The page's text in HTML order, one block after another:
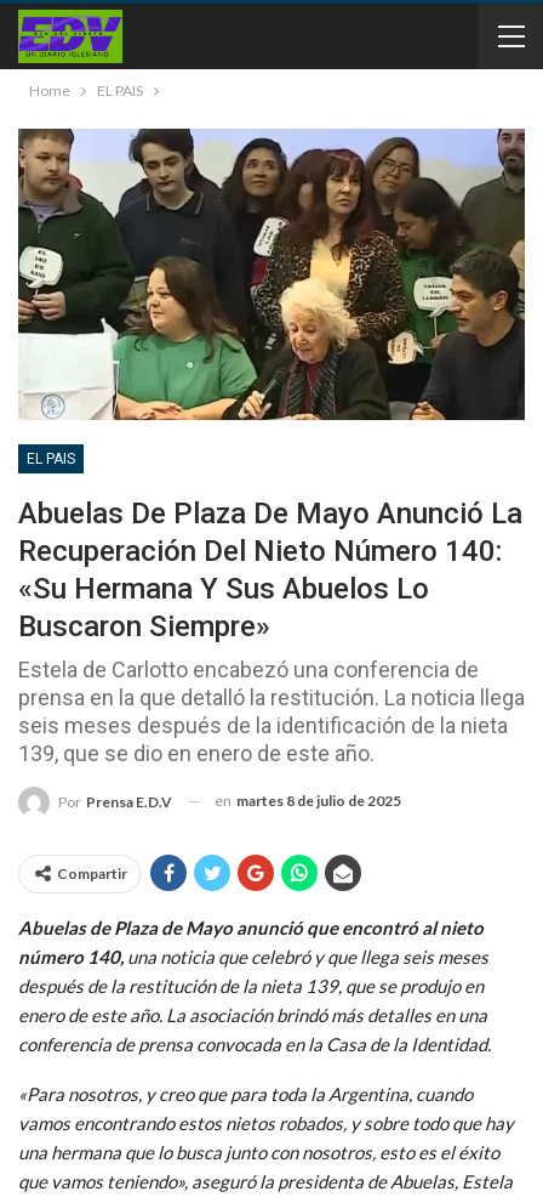
Home EL PAIS
EL PAIS
Abuelas De Plaza De Mayo Anunció La
Recuperación Del Nieto Número 140:
«Su Hermana Y Sus Abuelos Lo
Buscaron Siempre»
Estela de Carlotto encabezó una conferencia de
prensa en la que detalló la restitución. La noticia llega
seis meses después de la identificación de la nieta
139, que se dio en enero de este año.
Por Prensa E.D.V en martes 8 de julio de 2025
Compartir
Abuelas de Plaza de Mayo anunció que encontró al nieto
número 140, una noticia que celebró y que llega seis meses
después de la restitución de la nieta 139, que se produjo en
enero de este año. La asociación brindó más detalles en una
conferencia de prensa convocada en la Casa de la Identidad.
«Para nosotros, y creo que para toda la Argentina, cuando
vamos encontrando estos nietos robados, y sobre todo que hay
una hermana que lo busca junto con nosotros, esto es el éxito
que vamos teniendo», aseguró la presidenta de Abuelas, Estela